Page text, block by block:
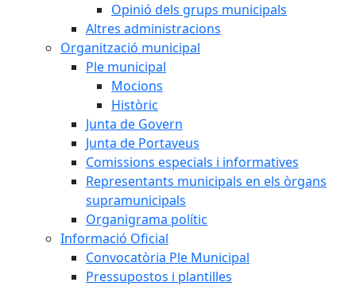
Opinió dels grups municipals
Altres administracions
Organització municipal
Ple municipal
Mocions
Històric
Junta de Govern
Junta de Portaveus
Comissions especials i informatives
Representants municipals en els òrgans
supramunicipals
Organigrama polític
Informació Oficial
Convocatòria Ple Municipal
Pressupostos i plantilles